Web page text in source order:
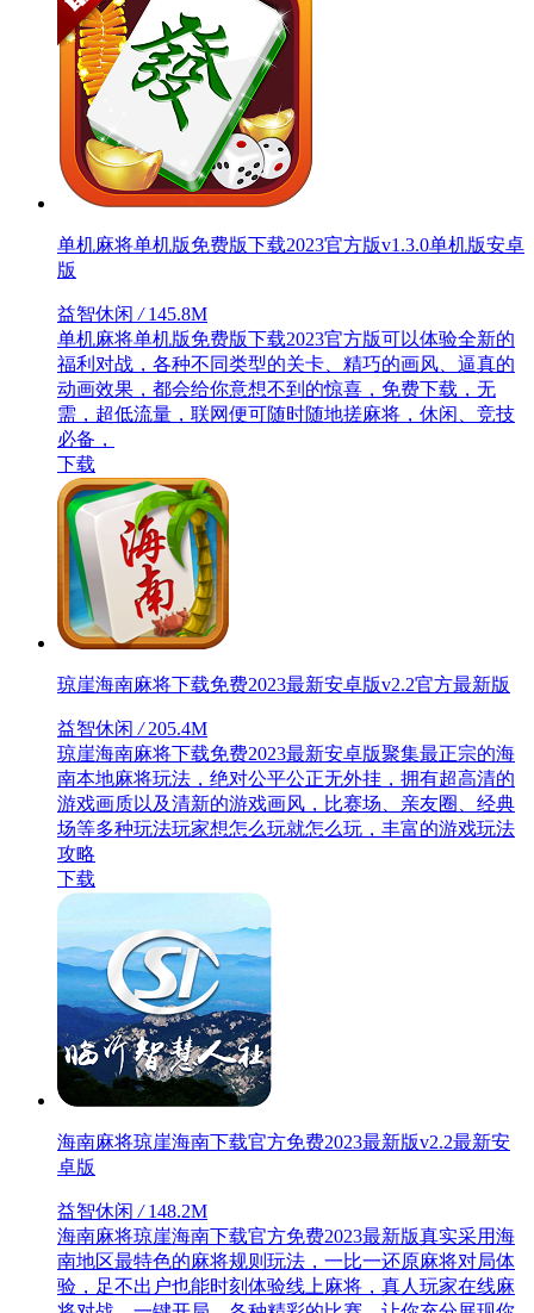
单机麻将单机版免费版下载2023官方版v1.3.0单机版安卓
版
益智休闲 /145.8M
单机麻将单机版免费版下载2023官方版可以体验全新的
福利对战，各种不同类型的关卡、精巧的画风、逼真的
动画效果，都会给你意想不到的惊喜，免费下载，无
需，超低流量，联网便可随时随地搓麻将，休闲、竞技
必备，
下载
琼崖海南麻将下载免费2023最新安卓版v2.2官方最新版
益智休闲 /205.4M
琼崖海南麻将下载免费2023最新安卓版聚集最正宗的海
南本地麻将玩法，绝对公平公正无外挂，拥有超高清的
游戏画质以及清新的游戏画风，比赛场、亲友圈、经典
场等多种玩法玩家想怎么玩就怎么玩，丰富的游戏玩法
攻略
下载
海南麻将琼崖海南下载官方免费2023最新版v2.2最新安
卓版
益智休闲 /148.2M
海南麻将琼崖海南下载官方免费2023最新版真实采用海
南地区最特色的麻将规则玩法，一比一还原麻将对局体
验，足不出户也能时刻体验线上麻将，真人玩家在线麻